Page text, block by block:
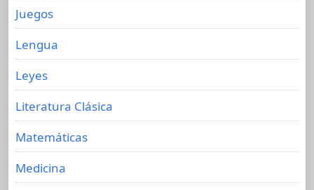
Juegos
Lengua
Leyes
Literatura Clásica
Matemáticas
Medicina